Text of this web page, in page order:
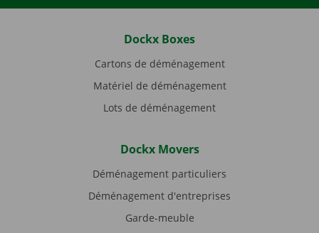
Dockx Boxes
Cartons de déménagement
Matériel de déménagement
Lots de déménagement
Dockx Movers
Déménagement particuliers
Déménagement d'entreprises
Garde-meuble